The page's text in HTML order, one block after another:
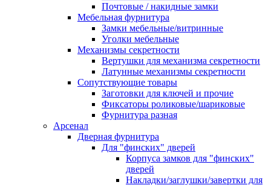
Почтовые / накидные замки
Мебельная фурнитура
Замки мебельные/витринные
Уголки мебельные
Механизмы секретности
Вертушки для механизма секретности
Латунные механизмы секретности
Сопутствующие товары
Заготовки для ключей и прочие
Фиксаторы роликовые/шариковые
Фурнитура разная
Арсенал
Дверная фурнитура
Для "финских" дверей
Корпуса замков для "финских"
дверей
Накладки/заглушки/завертки для